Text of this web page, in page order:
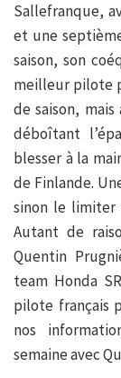
Sallefranque,
et une
saison, son
meilleur pilote
de saison,
déboîtant
blesser à la
de Finlande.
sinon le limiter
Autant de
Quentin
team Honda
pilote français
nos
semaine avec